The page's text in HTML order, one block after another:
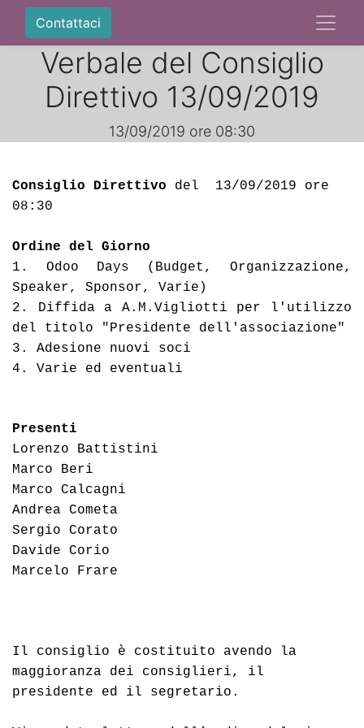
Contattaci
Verbale del Consiglio
Direttivo 13/09/2019
13/09/2019 ore 08:30
Consiglio Direttivo del  13/09/2019 ore
08:30
Ordine del Giorno
1. Odoo Days (Budget, Organizzazione,
Speaker, Sponsor, Varie)
2. Diffida a A.M.Vigliotti per l'utilizzo
del titolo "Presidente dell'associazione"
3. Adesione nuovi soci
4. Varie ed eventuali
Presenti
Lorenzo Battistini
Marco Beri
Marco Calcagni
Andrea Cometa
Sergio Corato
Davide Corio
Marcelo Frare
Il consiglio è costituito avendo la
maggioranza dei consiglieri, il
presidente ed il segretario.